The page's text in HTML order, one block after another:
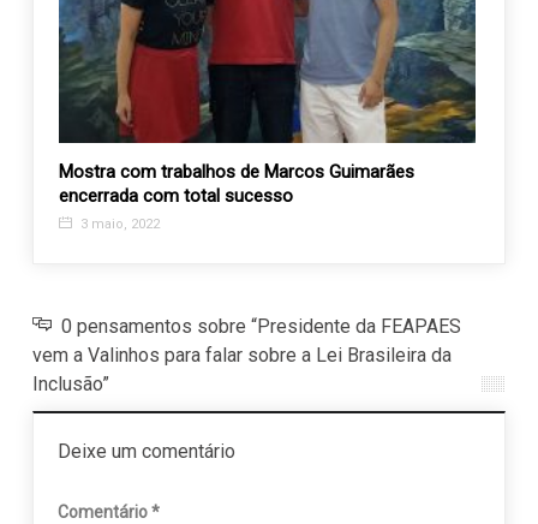
Mostra com trabalhos de Marcos Guimarães
encerrada com total sucesso
3 maio, 2022
0 pensamentos sobre “Presidente da FEAPAES
vem a Valinhos para falar sobre a Lei Brasileira da
Inclusão”
Deixe um comentário
Comentário*